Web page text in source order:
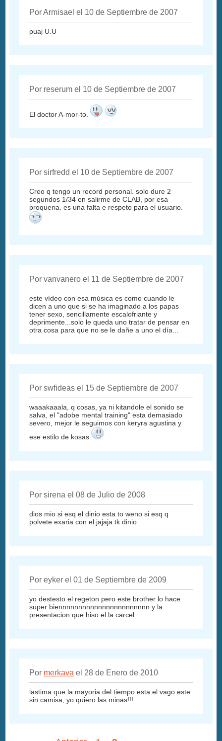
Por Armisael el 10 de Septiembre de 2007
puaj U.U
Por reserum el 10 de Septiembre de 2007
El doctor A-mor-to.
Por sirfredd el 10 de Septiembre de 2007
Creo q tengo un record personal. solo dure 2
segundos 1/34 en salirme de CLAB, por esa
proqueria. es una falta e respeto para el usuario.
Por vanvanero el 11 de Septiembre de 2007
este vídeo con esa música es como cuando le
dicen a uno que si se ha imaginado a los papas
tener sexo, sencillamente escalofriante y
deprimente...solo le queda uno tratar de pensar en
otra cosa para que no se le dañe a uno el día...
Por swfideas el 15 de Septiembre de 2007
waaakaaala, q cosas, ya ni kitandole el sonido se
salva, el "adobe mental training" esta demasiado
severo, mejor le seguimos con keryra agustina y
ese estilo de kosas
Por sirena el 08 de Julio de 2008
dios mio si esq el dinio esta to weno si esq q
polvete exaria con el jajaja tk dinio
Por eyker el 01 de Septiembre de 2009
yo destesto el regeton pero este brother lo hace
super biennnnnnnnnnnnnnnnnnnnnnn y la
presentacion que hiso el la carcel
Por merkava el 28 de Enero de 2010
lastima que la mayoria del tiempo esta el vago este
sin camisa, yo quiero las minas!!!